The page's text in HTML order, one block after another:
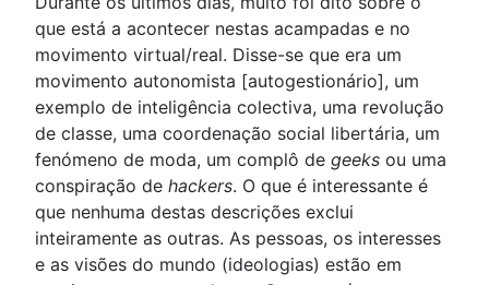
que está a acontecer nestas acampadas e no
movimento virtual/real. Disse-se que era um
movimento autonomista [autogestionário], um
exemplo de inteligência colectiva, uma revolução
de classe, uma coordenação social libertária, um
fenómeno de moda, um complô de geeks ou uma
conspiração de hackers. O que é interessante é
que nenhuma destas descrições exclui
inteiramente as outras. As pessoas, os interesses
e as visões do mundo (ideologias) estão em